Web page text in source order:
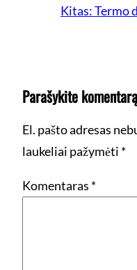
Kitas:Termo
Parašykite komentarą
El. pašto adresas
laukeliai pažymėti *
Komentaras *